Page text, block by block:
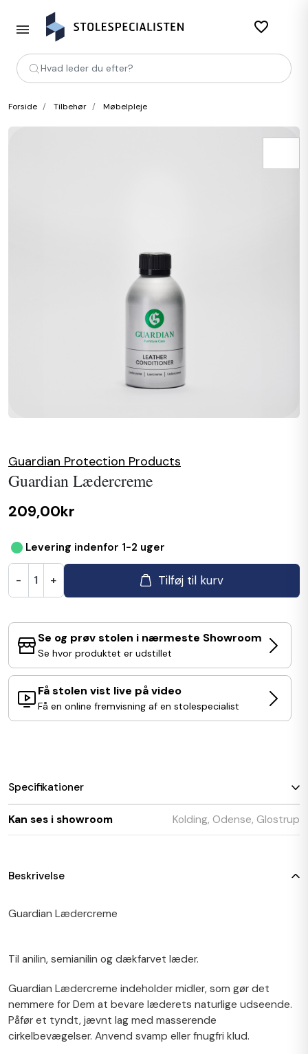
favorite_border
Hvad leder du efter?
Forside Tilbehør Møbelpleje
Guardian Protection Products
Guardian Lædercreme
209,00kr
•Levering indenfor 1-2 uger
- + Tilføj til kurv
Se og prøv stolen i nærmeste Showroom
Se hvor produktet er udstillet
Få stolen vist live på video
Få en online fremvisning af en stolespecialist
Beskrivelse
Guardian Lædercreme
Til anilin, semianilin og dækfarvet læder.
Guardian Lædercreme indeholder midler, som gør det
nemmere for Dem at bevare læderets naturlige udseende.
Påfør et tyndt, jævnt lag med masserende
cirkelbevægelser. Anvend svamp eller fnugfri klud.
Specifikationer
Kan ses i showroom Kolding, Odense, Glostrup